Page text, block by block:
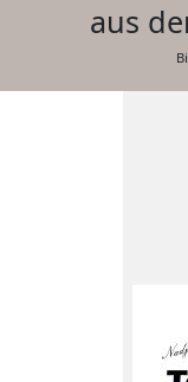
aus